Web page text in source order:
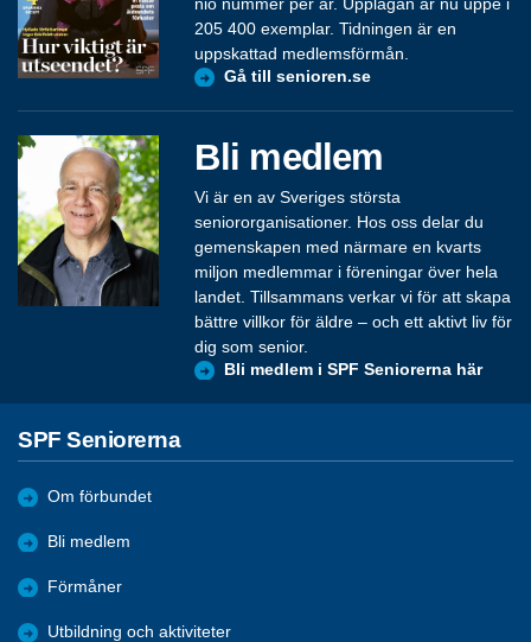
205 400 exemplar. Tidningen är en
uppskattad medlemsförmån.
Gå till senioren.se
Bli medlem
Vi är en av Sveriges största
seniororganisationer. Hos oss delar du
gemenskapen med närmare en kvarts
miljon medlemmar i föreningar över hela
landet. Tillsammans verkar vi för att skapa
bättre villkor för äldre – och ett aktivt liv för
dig som senior.
Bli medlem i SPF Seniorerna här
SPF Seniorerna
Om förbundet
Bli medlem
Förmåner
Utbildning och aktiviteter